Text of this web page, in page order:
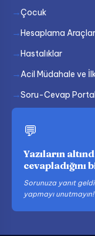
Çocuk
Hesaplama
Hastalıklar
Acil Müdahale ve
Soru-Cevap
💬
Yazıların
cevapladığını
Sorunuza yanıt
yapmayı unutmayın!